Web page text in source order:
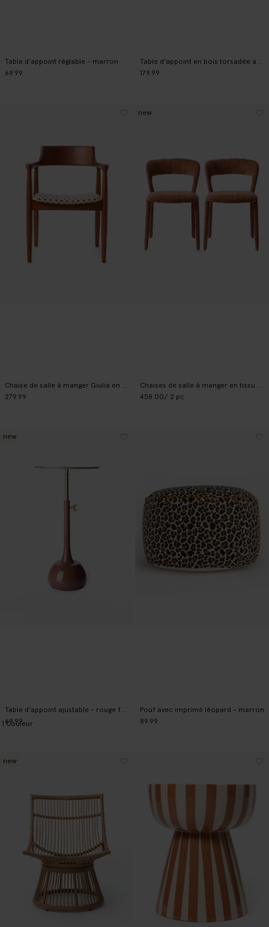
Table d'appoint réglable - marron
69.99
179.99
Chaise de salle à manger Giulia en bois avec imprimé
279.99
Chaises de salle à manger en tissu chenille - rose clair
458.00/ 2 pc
new
Table d'appoint ajustable - rouge foncé
69.99
new
1 Couleur
Pouf avec imprimé léopard - marron
89.99
new